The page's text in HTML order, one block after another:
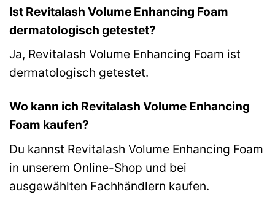
Ist Revitalash Volume Enhancing Foam
dermatologisch getestet?
Ja, Revitalash Volume Enhancing Foam ist
dermatologisch getestet.
Wo kann ich Revitalash Volume Enhancing
Foam kaufen?
Du kannst Revitalash Volume Enhancing Foam
in unserem Online-Shop und bei
ausgewählten Fachhändlern kaufen.